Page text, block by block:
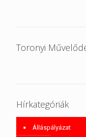
Toronyi
Hírkategóriák
Álláspályázat